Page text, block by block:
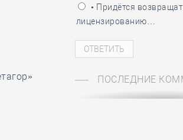
• Придётся
лицензированию…
ПОСЛЕДНИЕ